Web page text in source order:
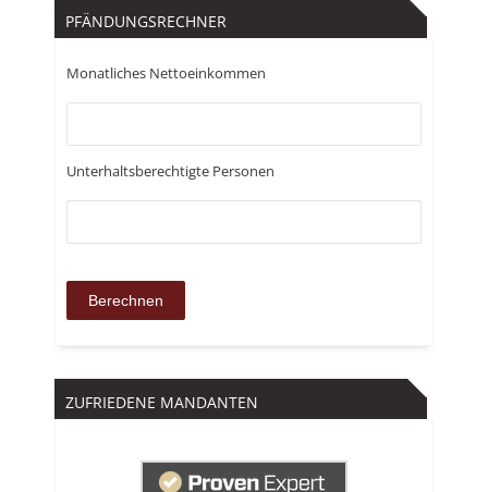
PFÄNDUNGSRECHNER
Monatliches Nettoeinkommen
Unterhaltsberechtigte Personen
ZUFRIEDENE MANDANTEN